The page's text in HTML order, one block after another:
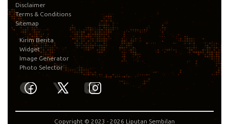
Disclaimer
Terms & Conditions
Sitemap
Kirim Berita
Widget
Image Generator
Photo Selector
Copyright © 2023 - 2026 Liputan Sembilan